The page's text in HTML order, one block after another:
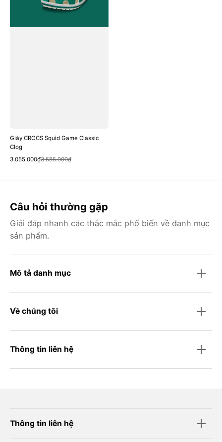
Giày CROCS Squid Game Classic
Clog
Sale
3.055.000₫
Regular
3.585.000₫
Quick View
Câu hỏi thường gặp
Giải đáp nhanh các thắc mắc phổ biến về danh mục
sản phẩm.
Mô tả danh mục
Về chúng tôi
Thông tin liên hệ
Thông tin liên hệ